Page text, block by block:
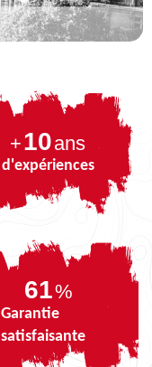
+10ans
d'expériences
71%
Garantie
satisfaisante